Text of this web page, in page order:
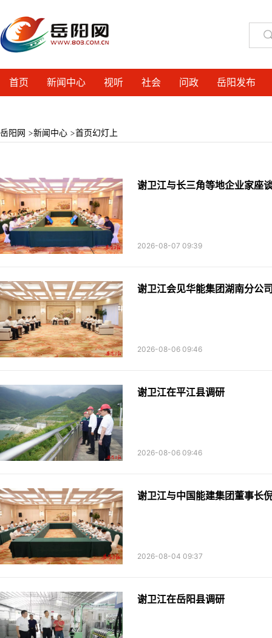
首页 新闻中心 视听 社会 问政 岳阳发布
岳阳网 >新闻中心 >首页幻灯上
谢卫江与长三角等地企业家座
2026-08-07 09:39
谢卫江会见华能集团湖南分公
2026-08-06 09:46
谢卫江在平江县调研
2026-08-06 09:46
谢卫江与中国能建集团董事长
2026-08-04 09:37
谢卫江在岳阳县调研